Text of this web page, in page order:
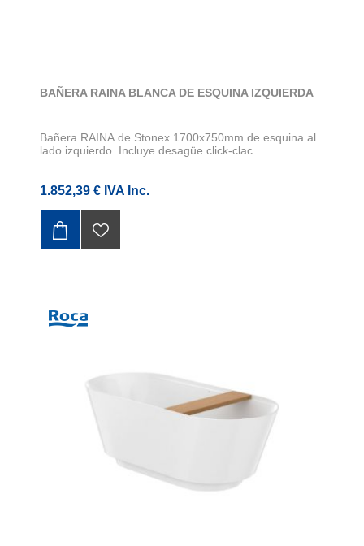
BAÑERA RAINA BLANCA DE ESQUINA IZQUIERDA
Bañera RAINA de Stonex 1700x750mm de esquina al
lado izquierdo. Incluye desagüe click-clac...
1.852,39 € IVA Inc.